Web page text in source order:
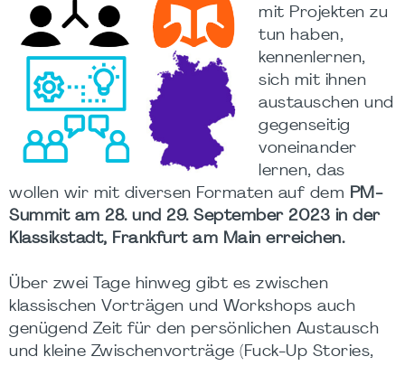
mit Projekten zu
tun haben,
kennenlernen,
sich mit ihnen
austauschen und
gegenseitig
voneinander
lernen, das
wollen wir mit diversen Formaten auf dem PM-
Summit am 28. und 29. September 2023 in der
Klassikstadt, Frankfurt am Main erreichen.
Über zwei Tage hinweg gibt es zwischen
klassischen Vorträgen und Workshops auch
genügend Zeit für den persönlichen Austausch
und kleine Zwischenvorträge (Fuck-Up Stories,